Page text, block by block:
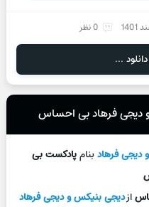
0 نظر
...
دیجی فرهاد بی احساس
دیجی فرهادبنامپادکست بی
ازدیجی بنیکس و دیجی فرهاد